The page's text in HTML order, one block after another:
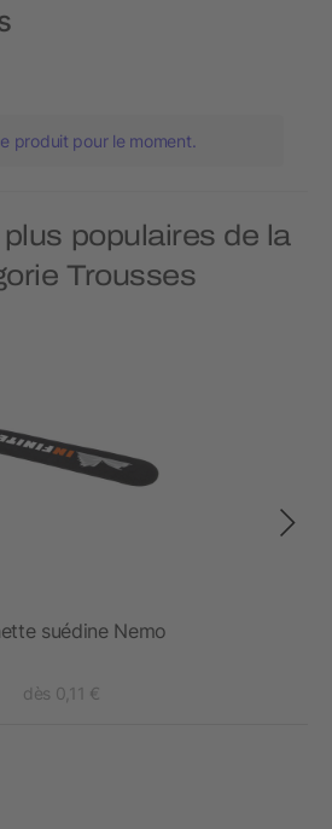
produit pour le moment.
populaires de la
Trousses
suédine Nemo
dès 0,11 €